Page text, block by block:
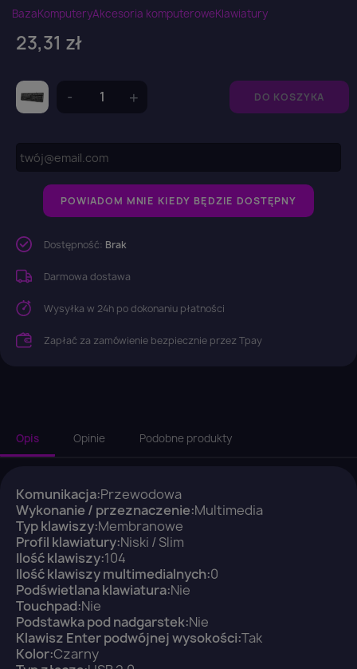
BazaKomputeryAkcesoria komputeroweKlawiatury
23,31 zł
DO KOSZYKA
POWIADOM MNIE KIEDY BĘDZIE DOSTĘPNY
Dostępność: Brak
Darmowa dostawa
Wysyłka w 24h po dokonaniu płatności
Zapłać za zamówienie bezpiecznie przez Tpay
Opis Opinie Podobne produkty
Komunikacja:Przewodowa
Wykonanie / przeznaczenie:Multimedia
Typ klawiszy:Membranowe
Profil klawiatury:Niski / Slim
Ilość klawiszy:104
Ilość klawiszy multimedialnych:0
Podświetlana klawiatura:Nie
Touchpad:Nie
Podstawka pod nadgarstek:Nie
Klawisz Enter podwójnej wysokości:Tak
Kolor:Czarny